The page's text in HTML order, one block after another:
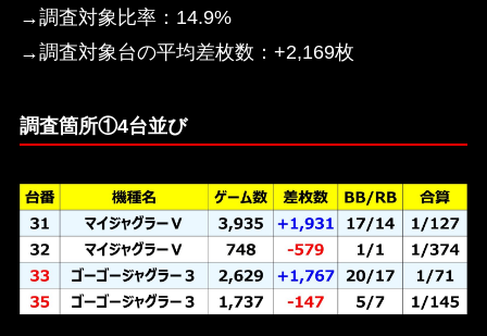
→調査対象比率：14.9%
→調査対象台の平均差枚数：+2,169枚
調査箇所①4台並び